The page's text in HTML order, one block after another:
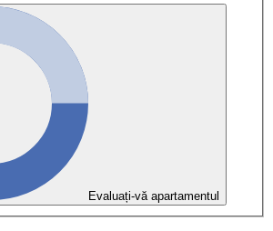
Evaluați-vă apartamentul